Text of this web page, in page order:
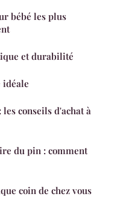
bébé les plus
et durabilité
idéale
conseils d'achat à
du pin : comment
coin de chez vous